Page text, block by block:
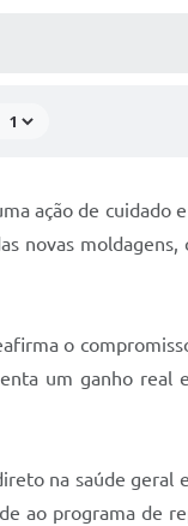
ação de cuidado
novas moldagens,
o
um ganho real
na saúde geral
ao programa de